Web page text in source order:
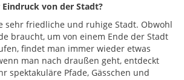
von der Stadt?
sehr friedliche und ruhige Stadt. Obwohl
braucht, um von einem Ende der Stadt
findet man immer wieder etwas
man nach draußen geht, entdeckt
spektakuläre Pfade, Gässchen und